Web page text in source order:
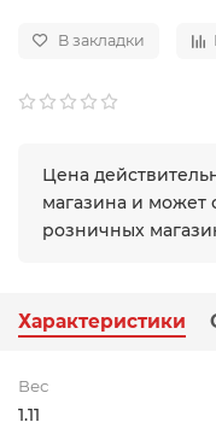
В закладки
Цена
магазина и может
розничных
Характеристики
Вес
1.11